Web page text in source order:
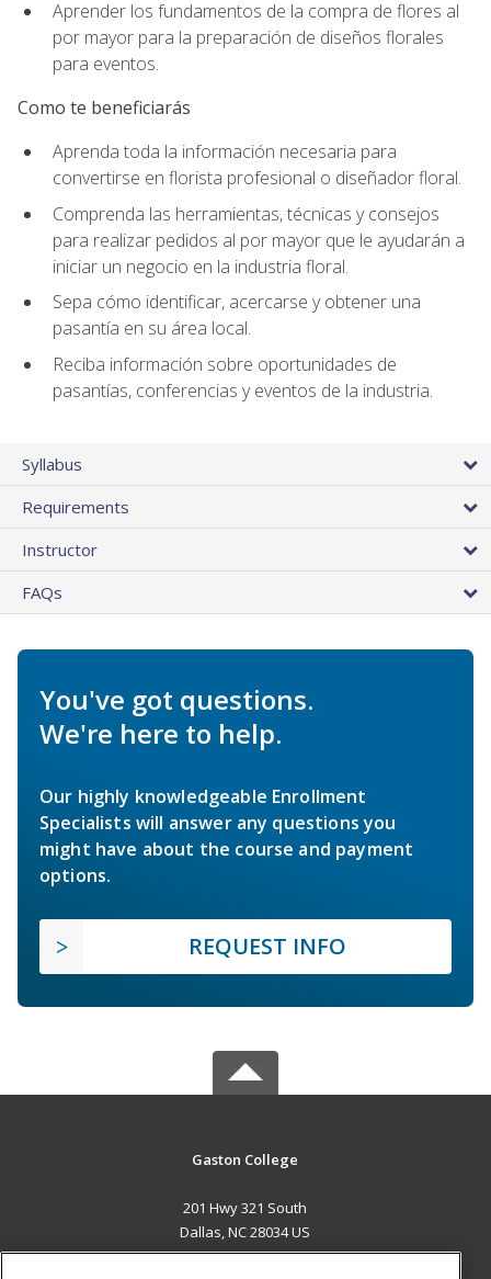
Aprender los fundamentos de la compra de flores al
por mayor para la preparación de diseños florales
para eventos.
Como te beneficiarás
Aprenda toda la información necesaria para
convertirse en florista profesional o diseñador floral.
Comprenda las herramientas, técnicas y consejos
para realizar pedidos al por mayor que le ayudarán a
iniciar un negocio en la industria floral.
Sepa cómo identificar, acercarse y obtener una
pasantía en su área local.
Reciba información sobre oportunidades de
pasantías, conferencias y eventos de la industria.
Syllabus
Requirements
Instructor
FAQs
You've got questions.
We're here to help.
Our highly knowledgeable Enrollment
Specialists will answer any questions you
might have about the course and payment
options.
REQUEST INFO
Gaston College
201 Hwy 321 South
Dallas, NC 28034 US